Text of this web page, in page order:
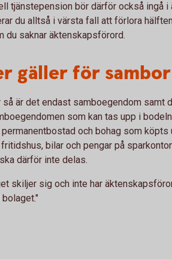
tjänstepension bör därför också ingå
du alltså i värsta fall att förlora
du saknar äktenskapsförord.
gäller för sambor
är det endast samboegendom samt
som kan tas upp i
och bohag som köpts
bilar och pengar på
därför inte delas.
skiljer sig och inte har